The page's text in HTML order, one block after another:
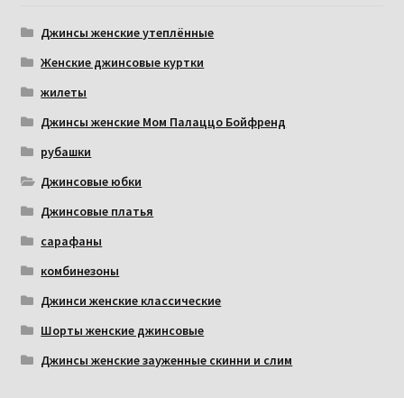
Джинсы женские утеплённые
Женские джинсовые куртки
жилеты
Джинсы женские Мом Палаццо Бойфренд
рубашки
Джинсовые юбки
Джинсовые платья
сарафаны
комбинезоны
Джинси женские классические
Шорты женские джинсовые
Джинсы женские зауженные скинни и слим